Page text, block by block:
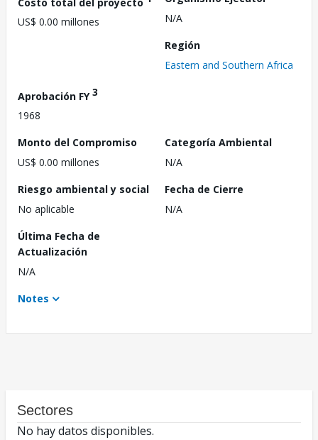
US$ 0.00 millones
N/A
Región
Eastern and Southern Africa
Aprobación FY3
1968
Monto del Compromiso
US$ 0.00 millones
Categoría Ambiental
N/A
Riesgo ambiental y social
No aplicable
Fecha de Cierre
N/A
Última Fecha de
Actualización
N/A
Notes
Sectores
No hay datos disponibles.